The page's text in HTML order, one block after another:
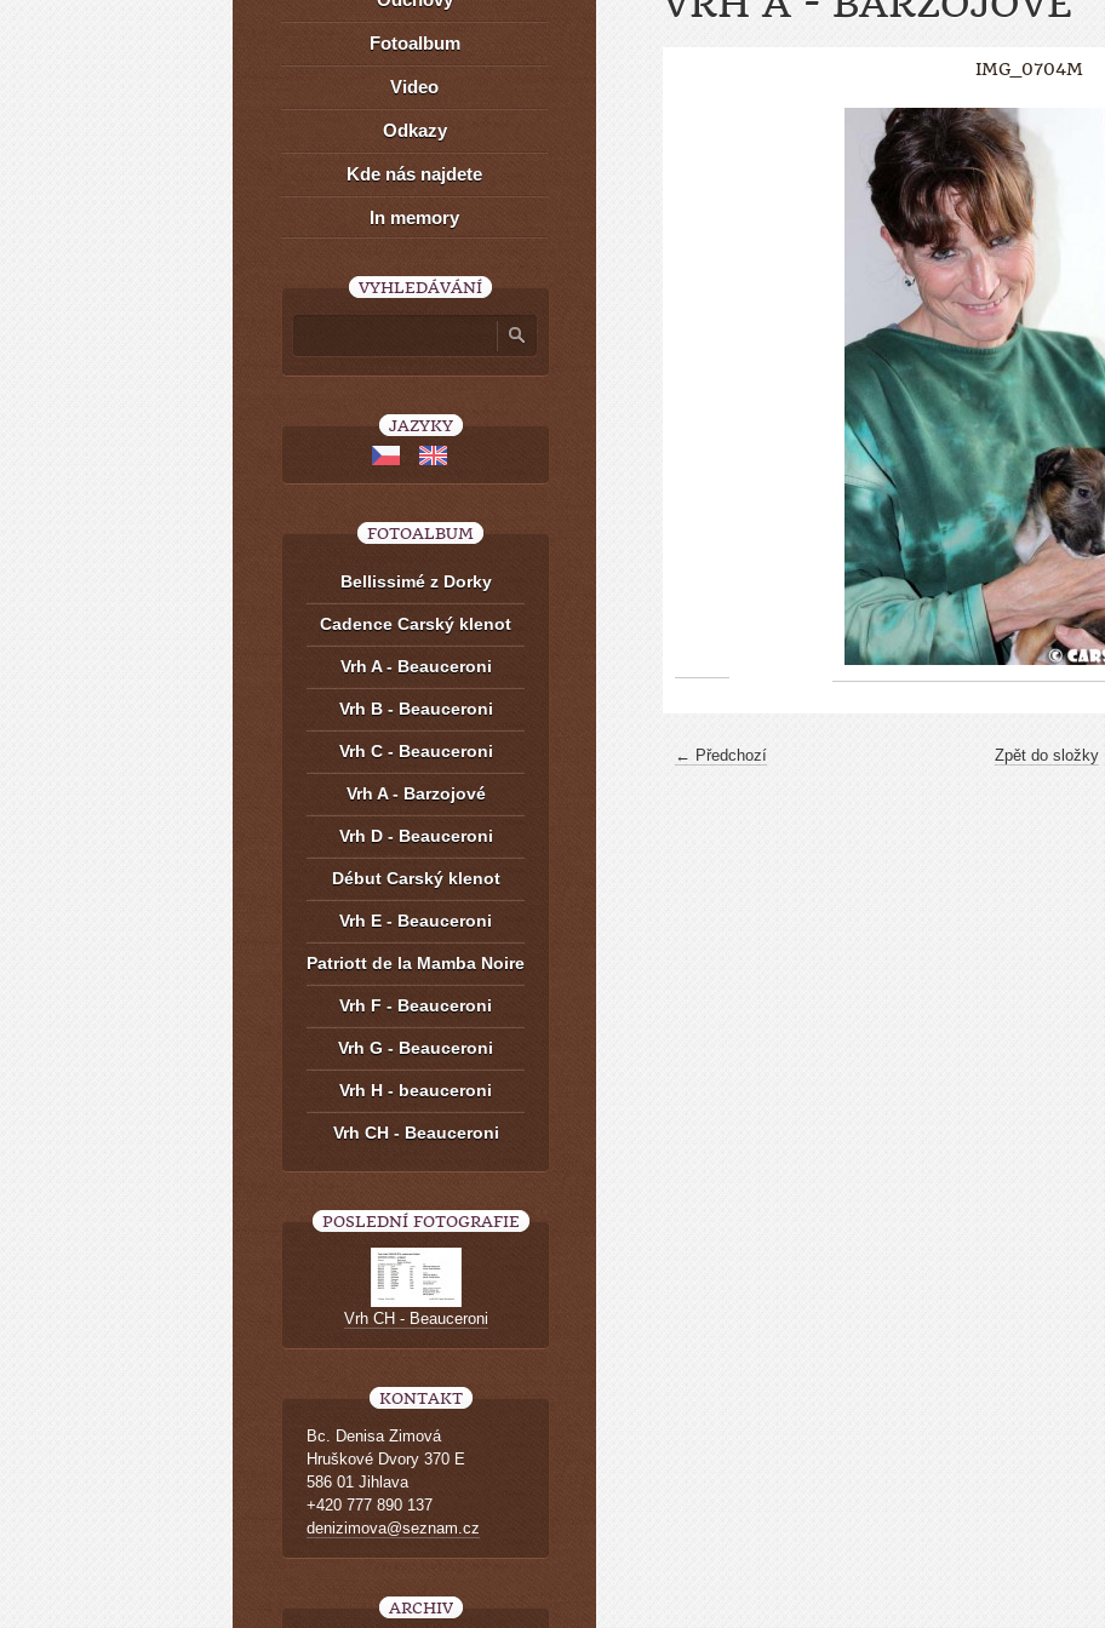
IMG_0704M
← Předchozí Zpět do složky
Fotoalbum
Video
Odkazy
Kde nás najdete
In memory
VYHLEDÁVÁNÍ
JAZYKY
FOTOALBUM
Bellissimé z Dorky
Cadence Carský klenot
Vrh A - Beauceroni
Vrh B - Beauceroni
Vrh C - Beauceroni
Vrh A - Barzojové
Vrh D - Beauceroni
Début Carský klenot
Vrh E - Beauceroni
Patriott de la Mamba Noire
Vrh F - Beauceroni
Vrh G - Beauceroni
Vrh H - beauceroni
Vrh CH - Beauceroni
POSLEDNÍ FOTOGRAFIE
Vrh CH - Beauceroni
KONTAKT
Bc. Denisa Zimová
Hruškové Dvory 370 E
586 01 Jihlava
+420 777 890 137
denizimova@seznam.cz
ARCHIV